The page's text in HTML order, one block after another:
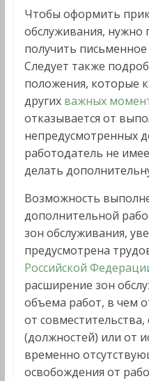
Чтобы оформить
обслуживания, нужно
получить
Следует также
положения, которые
других важных
отказывается от
непредусмотренных
работодатель не
делать
Возможность
дополнительной
зон обслуживания,
предусмотрена
Российской
расширение зон
объема работ, в чем
от
(должностей) или от
временно
освобождения от